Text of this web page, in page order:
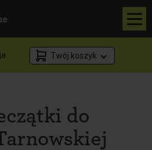
Twój koszyk
do